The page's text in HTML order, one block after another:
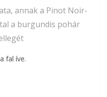
annak a Pinot Noir-
a burgundis pohár
fal íve.